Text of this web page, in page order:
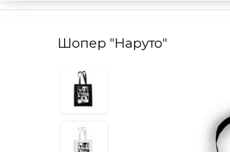
Шопер "Наруто"